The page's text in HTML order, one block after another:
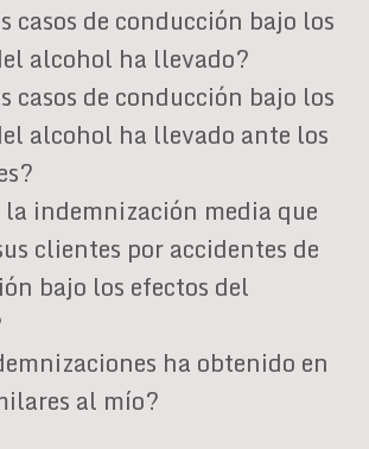
casos de conducción bajo los
alcohol ha llevado?
casos de conducción bajo los
alcohol ha llevado ante los
la indemnización media que
clientes por accidentes de
bajo los efectos del
ha obtenido en
al mío?